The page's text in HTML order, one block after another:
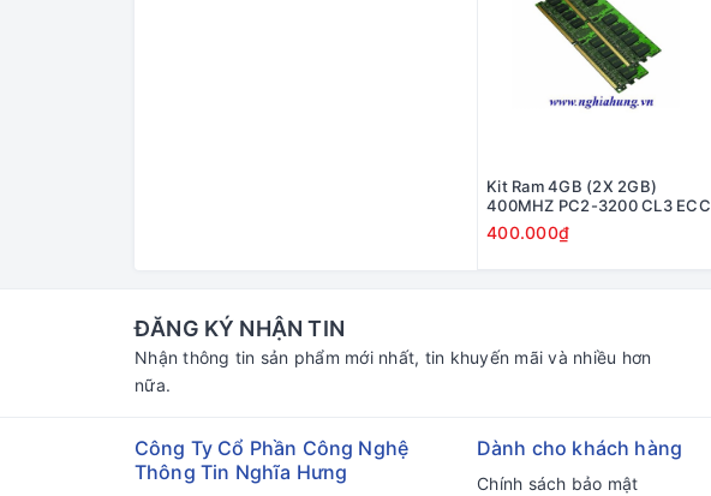
Kit Ram 4GB (2X 2GB)
400MHZ PC2-3200 CL3 ECC
400.000₫
ĐĂNG KÝ NHẬN TIN
Nhận thông tin sản phẩm mới nhất, tin khuyến mãi và nhiều hơn
nữa.
Công Ty Cổ Phần Công Nghệ
Thông Tin Nghĩa Hưng
Dành cho khách hàng
Chính sách bảo mật